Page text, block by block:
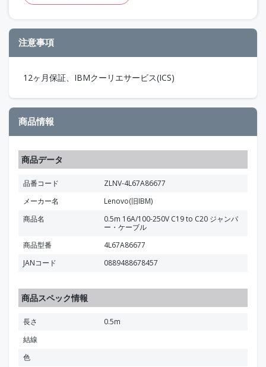
注意事項
12ヶ月保証、IBMクーリエサービス(ICS)
商品情報
商品データ
品番コード
ZLNV-4L67A86677
メーカー名
Lenovo(旧IBM)
商品名
0.5m 16A/100-250V C19 to C20 ジャンパ
ー・ケーブル
商品型番
4L67A86677
JANコード
0889488678457
商品スペック情報
長さ
0.5m
結線
色